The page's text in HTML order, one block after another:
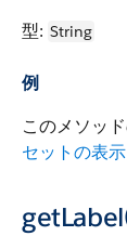
型: String
例
このメソッ
セットの表示